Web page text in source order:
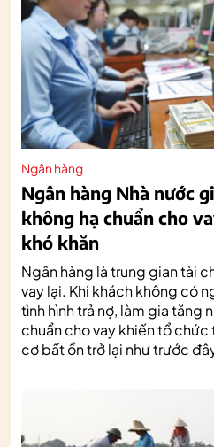
Ngân hàng
Ngân hàng Nhà nước
không hạ chuẩn cho
khó khăn
Ngân hàng là trung gian tài
vay lại. Khi khách không có
tình hình trả nợ, làm gia tăng
chuẩn cho vay khiến tổ
cơ bất ổn trở lại như trước